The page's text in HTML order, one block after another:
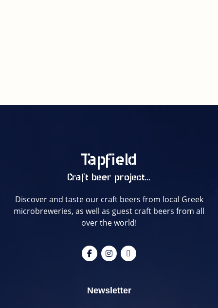
Tapfield
Craft beer project...
Discover and taste our craft beers from local Greek
microbreweries, as well as guest craft beers from all
over the world!
Newsletter